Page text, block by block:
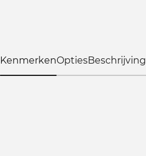
KenmerkenOptiesBeschrijving